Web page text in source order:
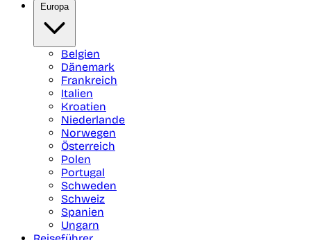
Europa
Belgien
Dänemark
Frankreich
Italien
Kroatien
Niederlande
Norwegen
Österreich
Polen
Portugal
Schweden
Schweiz
Spanien
Ungarn